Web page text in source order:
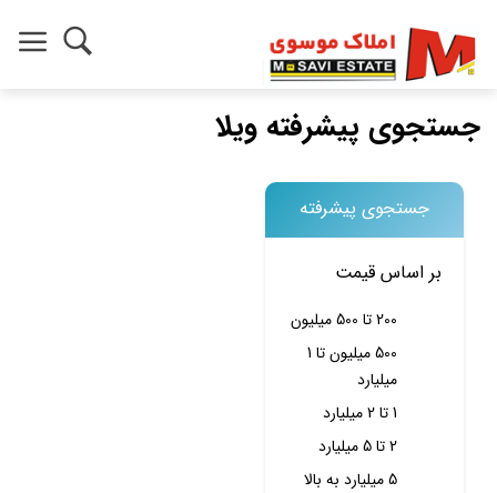
جستجوی پیشرفته ویلا
جستجوی پیشرفته
بر اساس قیمت
200 تا 500 میلیون
500 میلیون تا 1
میلیارد
1 تا 2 میلیارد
2 تا 5 میلیارد
5 میلیارد به بالا